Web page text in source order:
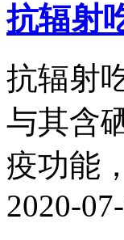
抗辐射
抗辐射
与其含
疫功能
2020-